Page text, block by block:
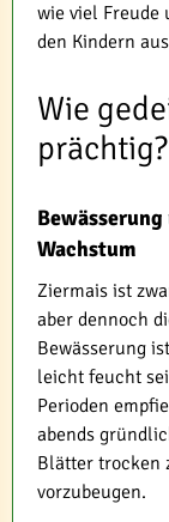
wie viel Freude
den Kindern
Wie
prächtig?
Wachstum
Ziermais ist
aber dennoch
Bewässerung
leicht feucht
Perioden
abends
Blätter trocken
vorzubeugen.